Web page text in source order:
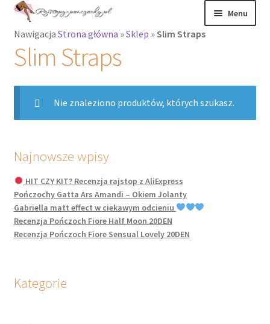
Przejdź
nawigacji
Przejdź
treści
Menu
Rajstopy
Rozwiń
menu
potomne
Pończochy i
zakolanówki
Podkolanówki i
skarpetki
Wszystkie
produkty
Nawigacja Strona główna »Sklep »Slim Straps
Slim Straps
Nie znaleziono produktów, których szukasz.
Najnowsze wpisy
HIT CZY KIT? Recenzja rajstop z AliExpress
Pończochy Gatta Ars Amandi – Okiem Jolanty
Gabriella matt effect w ciekawym odcieniu
Recenzja Pończoch Fiore Half Moon 20DEN
Recenzja Pończoch Fiore Sensual Lovely 20DEN
Kategorie